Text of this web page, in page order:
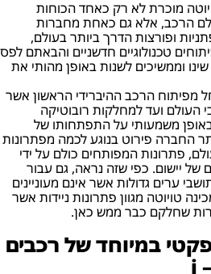
מוכרת לא רק כאחד הכוחות
הרכב, אלא גם כאחת מחברות
ופורצות הדרך ביותר בעולם,
טכנולוגיים חדשניים והבאתם לפס
וממשיכים לשנות באופן מהותי את
מפיתוח הרכב ההיברידי הראשון אשר
העולם ועד למחלקות רובוטיקה
משמעותי על התפתחותו של
החברה פירוט בנוגע לכמה מפתרונות
פתרונות המפותחים כולם על ידי
של יישום. כפי שזה נראה, גם עבור
ערים גדולות אשר אינם מעוניינים
טויוטה מגוון פתרונות ניידות אשר
שחלקם כבר ממש כאן.
במיוחד של רכבים